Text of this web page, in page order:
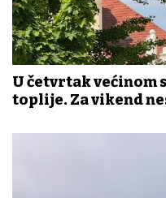
U četvrtak većinom
toplije. Za vikend